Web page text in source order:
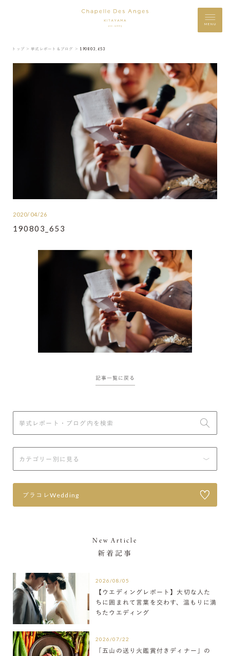
MENU
トップ ＞ 挙式レポート＆ブログ ＞ 190803_653
2020/04/26
190803_653
記事一覧に戻る
プラコレWedding
New Article
新着記事
2026/08/05
【ウエディングレポート】大切な人た
ちに囲まれて言葉を交わす、温もりに満
ちたウエディング
2026/07/22
「五山の送り火鑑賞付きディナー」の